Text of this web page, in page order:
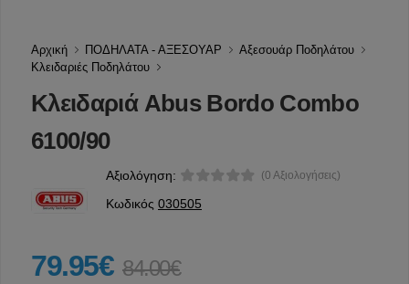
Αρχική ΠΟΔΗΛΑΤΑ - ΑΞΕΣΟΥΑΡ
Αξεσουάρ Ποδηλάτου
Κλειδαριές Ποδηλάτου
Κλειδαριά Abus Bordo Combo
6100/90
Αξιολόγηση: (0 Αξιολογήσεις)
Κωδικός 030505
79.95€ 84.00€